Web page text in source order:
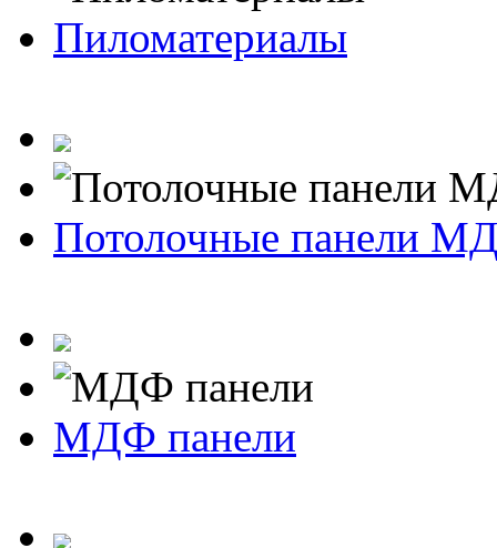
Пиломатериалы
Потолочные панели
МДФ панели